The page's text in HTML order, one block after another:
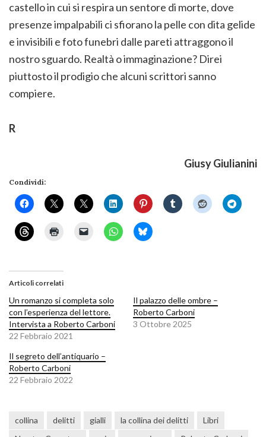
castello in cui si respira un sentore di morte, dove
presenze impalpabili ci sfiorano la pelle con dita gelide
e invisibili e foto funebri dalle pareti attraggono il
nostro sguardo. Realtà o immaginazione? Direi
piuttosto il prodigio che alcuni scrittori sanno
compiere.
R
Giusy Giulianini
Condividi:
Articoli correlati
Un romanzo si completa solo
con l’esperienza del lettore.
Intervista a Roberto Carboni
22 Febbraio 2021
Il palazzo delle ombre –
Roberto Carboni
3 Ottobre 2025
Il segreto dell’antiquario –
Roberto Carboni
22 Febbraio 2022
collina delitti gialli la collina dei delitti
Libri